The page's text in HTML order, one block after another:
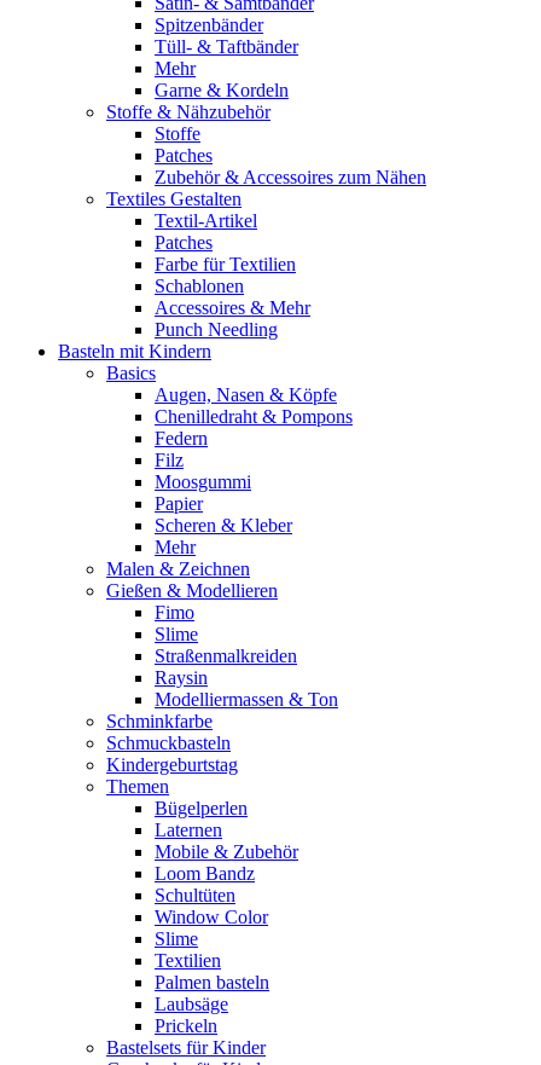
Spitzenbänder
Tüll- & Taftbänder
Mehr
Garne & Kordeln
Stoffe & Nähzubehör
Stoffe
Patches
Zubehör & Accessoires zum Nähen
Textiles Gestalten
Textil-Artikel
Patches
Farbe für Textilien
Schablonen
Accessoires & Mehr
Punch Needling
Basteln mit Kindern
Basics
Augen, Nasen & Köpfe
Chenilledraht & Pompons
Federn
Filz
Moosgummi
Papier
Scheren & Kleber
Mehr
Malen & Zeichnen
Gießen & Modellieren
Fimo
Slime
Straßenmalkreiden
Raysin
Modelliermassen & Ton
Schminkfarbe
Schmuckbasteln
Kindergeburtstag
Themen
Bügelperlen
Laternen
Mobile & Zubehör
Loom Bandz
Schultüten
Window Color
Slime
Textilien
Palmen basteln
Laubsäge
Prickeln
Bastelsets für Kinder